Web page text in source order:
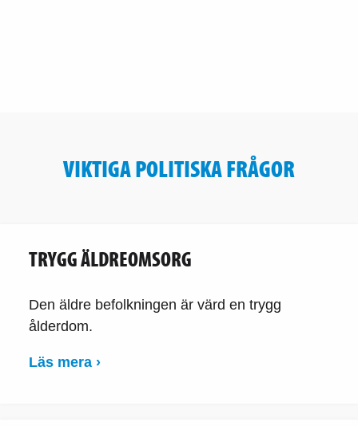
VIKTIGA POLITISKA FRÅGOR
TRYGG ÄLDREOMSORG
Den äldre befolkningen är värd en trygg
ålderdom.
Läs mera ›